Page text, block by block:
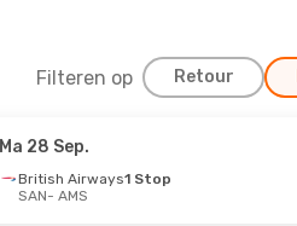
Filteren op Retour
Ma 28 Sep.
British Airways1 Stop
SAN- AMS